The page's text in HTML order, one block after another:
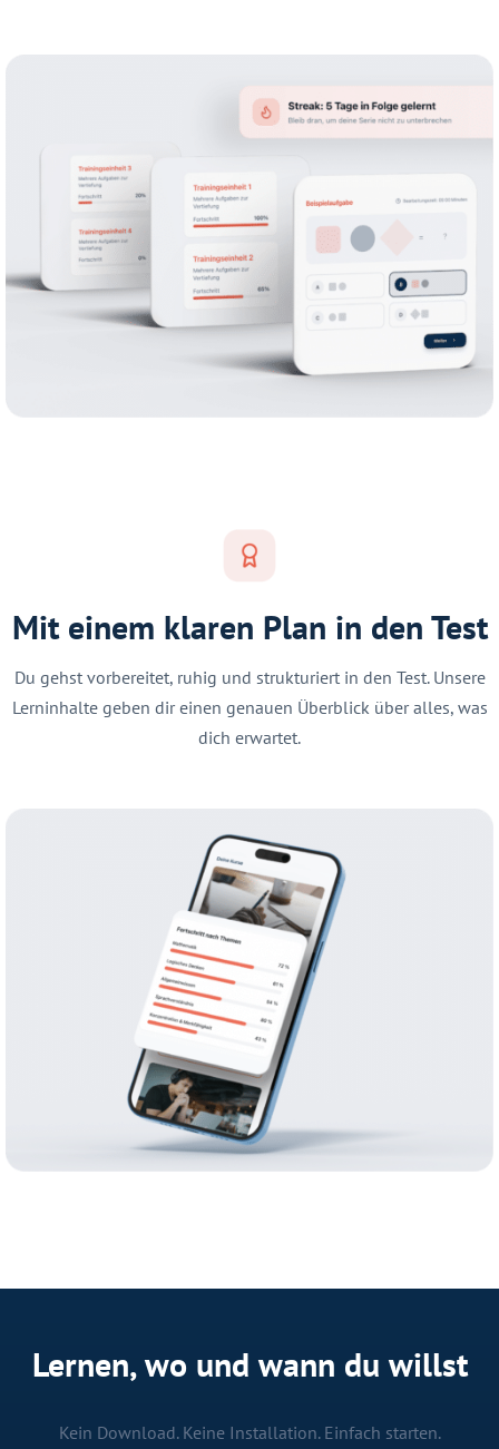
Mit einem klaren Plan in den Test
Du gehst vorbereitet, ruhig und strukturiert in den Test. Unsere
Lerninhalte geben dir einen genauen Überblick über alles, was
dich erwartet.
Lernen, wo und wann du willst
Kein Download. Keine Installation. Einfach starten.